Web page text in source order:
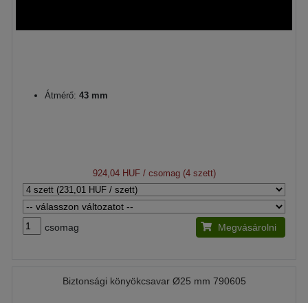
Átmérő: 43 mm
924,04 HUF/ csomag (4 szett)
csomag Megvásárolni
Biztonsági könyökcsavar Ø25 mm 790605